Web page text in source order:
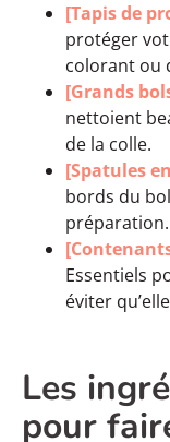
[Tapis de
protéger
colorant ou
[Grands
nettoient
de la colle.
[Spatules
bords du
préparation.
Essentiels
éviter
Les
pour